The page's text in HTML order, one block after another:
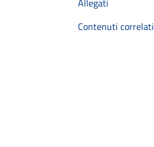
Allegati
Contenuti correlati